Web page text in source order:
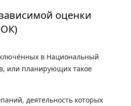
оценки
в Национальный
или планирующих такое
деятельность которых